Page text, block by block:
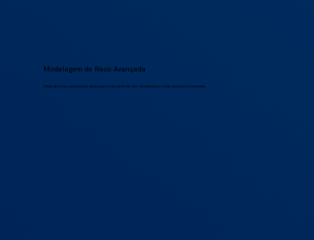
Modelagem de Risco Avançada
Utilize diversos conjuntos de dados para criar perfis de risco detalhados e tomar decisões informadas.